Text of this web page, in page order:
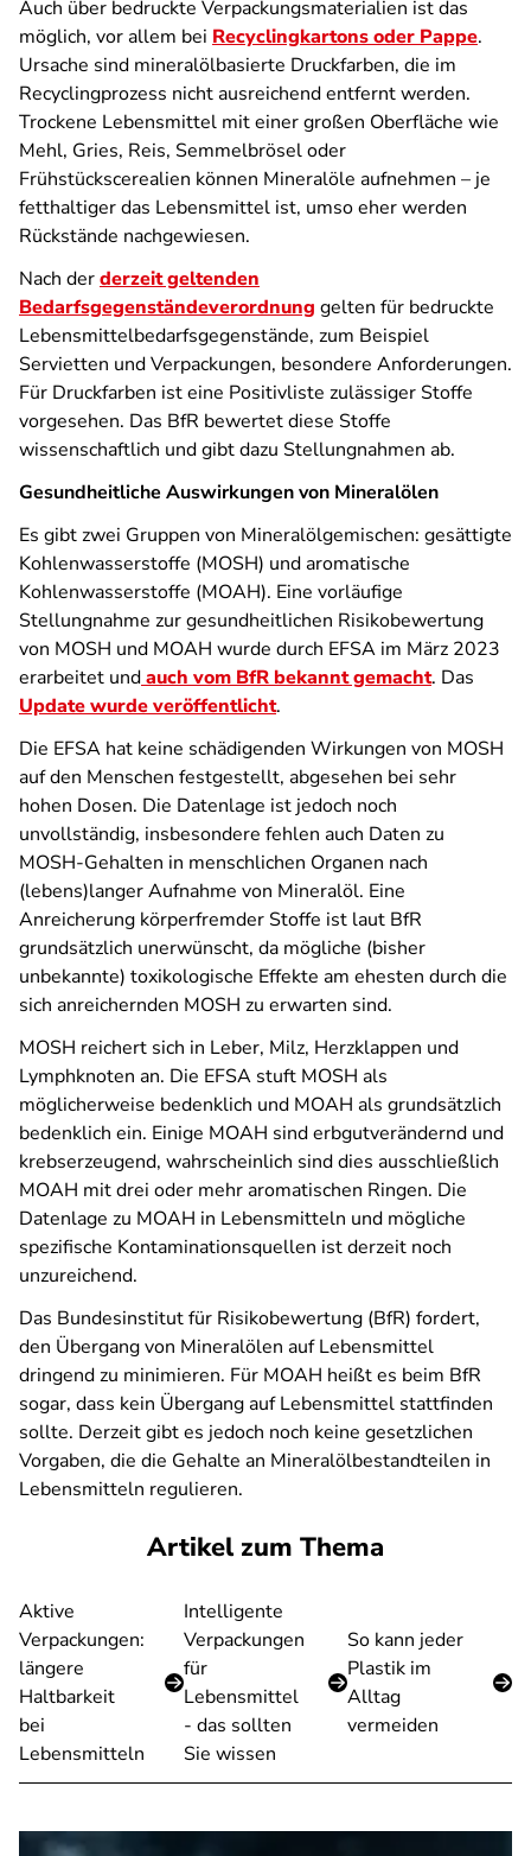
Auch über bedruckte Verpackungsmaterialien ist das
möglich, vor allem bei Recyclingkartons oder Pappe.
Ursache sind mineralölbasierte Druckfarben, die im
Recyclingprozess nicht ausreichend entfernt werden.
Trockene Lebensmittel mit einer großen Oberfläche wie
Mehl, Gries, Reis, Semmelbrösel oder
Frühstückscerealien können Mineralöle aufnehmen – je
fetthaltiger das Lebensmittel ist, umso eher werden
Rückstände nachgewiesen.
Nach derderzeit geltenden
Bedarfsgegenständeverordnung gelten für bedruckte
Lebensmittelbedarfsgegenstände, zum Beispiel
Servietten und Verpackungen, besondere Anforderungen.
Für Druckfarben ist eine Positivliste zulässiger Stoffe
vorgesehen. Das BfR bewertet diese Stoffe
wissenschaftlich und gibt dazu Stellungnahmen ab.
Gesundheitliche Auswirkungen von Mineralölen
Es gibt zwei Gruppen von Mineralölgemischen: gesättigte
Kohlenwasserstoffe (MOSH) und aromatische
Kohlenwasserstoffe (MOAH). Eine vorläufige
Stellungnahme zur gesundheitlichen Risikobewertung
von MOSH und MOAH wurde durch EFSA im März 2023
erarbeitet undauch vom BfR bekannt gemacht. Das
Update wurde veröffentlicht.
Die EFSA hat keine schädigenden Wirkungen von MOSH
auf den Menschen festgestellt, abgesehen bei sehr
hohen Dosen. Die Datenlage ist jedoch noch
unvollständig, insbesondere fehlen auch Daten zu
MOSH-Gehalten in menschlichen Organen nach
(lebens)langer Aufnahme von Mineralöl. Eine
Anreicherung körperfremder Stoffe ist laut BfR
grundsätzlich unerwünscht, da mögliche (bisher
unbekannte) toxikologische Effekte am ehesten durch die
sich anreichernden MOSH zu erwarten sind.
MOSH reichert sich in Leber, Milz, Herzklappen und
Lymphknoten an. Die EFSA stuft MOSH als
möglicherweise bedenklich und MOAH als grundsätzlich
bedenklich ein. Einige MOAH sind erbgutverändernd und
krebserzeugend, wahrscheinlich sind dies ausschließlich
MOAH mit drei oder mehr aromatischen Ringen. Die
Datenlage zu MOAH in Lebensmitteln und mögliche
spezifische Kontaminationsquellen ist derzeit noch
unzureichend.
Das Bundesinstitut für Risikobewertung (BfR) fordert,
den Übergang von Mineralölen auf Lebensmittel
dringend zu minimieren. Für MOAH heißt es beim BfR
sogar, dass kein Übergang auf Lebensmittel stattfinden
sollte. Derzeit gibt es jedoch noch keine gesetzlichen
Vorgaben, die die Gehalte an Mineralölbestandteilen in
Lebensmitteln regulieren.
Artikel zum Thema
Aktive
Verpackungen:
längere
Haltbarkeit
bei
Lebensmitteln
Intelligente
Verpackungen
für
Lebensmittel
- das sollten
Sie wissen
So kann jeder
Plastik im
Alltag
vermeiden